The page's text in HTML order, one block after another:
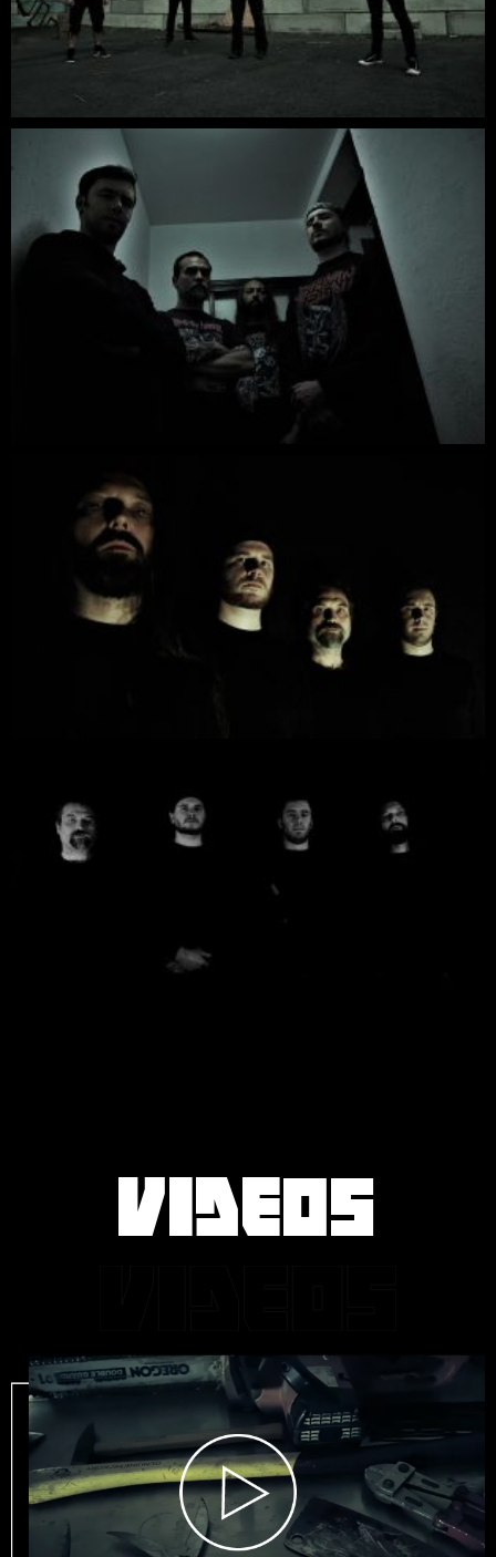
VIDEOS